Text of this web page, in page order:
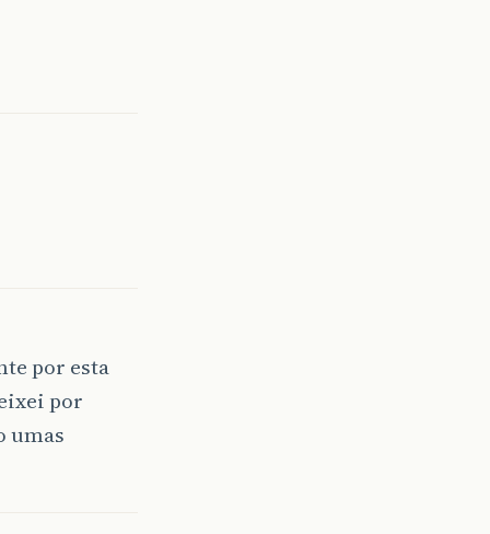
por esta
por
umas